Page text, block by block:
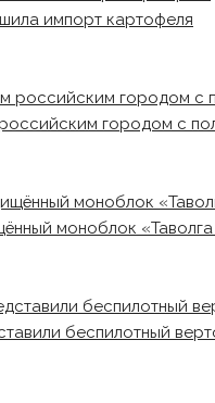
импорт картофеля
городом с
моноблок
беспилотный